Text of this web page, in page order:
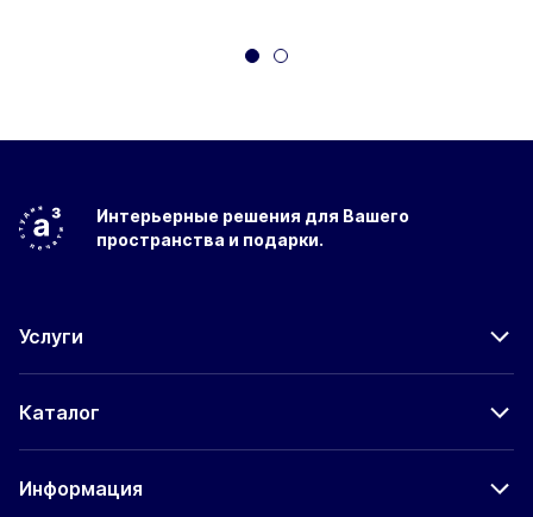
Интерьерные решения для Вашего
пространства и подарки.
Услуги
Каталог
Информация